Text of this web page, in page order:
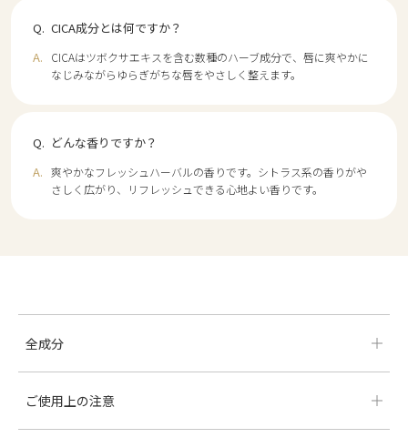
CICA成分とは何ですか？
CICAはツボクサエキスを含む数種のハーブ成分で、唇に爽やかに
なじみながらゆらぎがちな唇をやさしく整えます。
どんな香りですか？
爽やかなフレッシュハーバルの香りです。シトラス系の香りがや
さしく広がり、リフレッシュできる心地よい香りです。
全成分
ご使用上の注意